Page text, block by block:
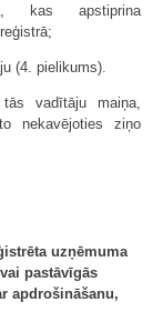
kas apstiprina
(4. pielikums).
vadītāju maiņa,
nekavējoties ziņo
uzņēmuma
pastāvīgās
apdrošināšanu,